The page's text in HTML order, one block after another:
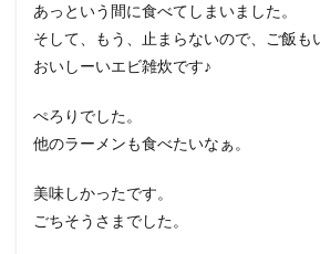
あっという間に食べてしまいました。
そして、もう、止まらないので、ご飯も
おいしーいエビ雑炊です♪
ぺろりでした。
他のラーメンも食べたいなぁ。
美味しかったです。
ごちそうさまでした。